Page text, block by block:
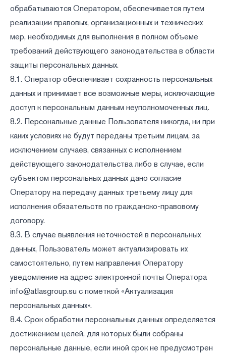
обрабатываются Оператором, обеспечивается путем
реализации правовых, организационных и технических
мер, необходимых для выполнения в полном объеме
требований действующего законодательства в области
защиты персональных данных.
8.1. Оператор обеспечивает сохранность персональных
данных и принимает все возможные меры, исключающие
доступ к персональным данным неуполномоченных лиц.
8.2. Персональные данные Пользователя никогда, ни при
каких условиях не будут переданы третьим лицам, за
исключением случаев, связанных с исполнением
действующего законодательства либо в случае, если
субъектом персональных данных дано согласие
Оператору на передачу данных третьему лицу для
исполнения обязательств по гражданско-правовому
договору.
8.3. В случае выявления неточностей в персональных
данных, Пользователь может актуализировать их
самостоятельно, путем направления Оператору
уведомление на адрес электронной почты Оператора
info@atlasgroup.su с пометкой «Актуализация
персональных данных».
8.4. Срок обработки персональных данных определяется
достижением целей, для которых были собраны
персональные данные, если иной срок не предусмотрен